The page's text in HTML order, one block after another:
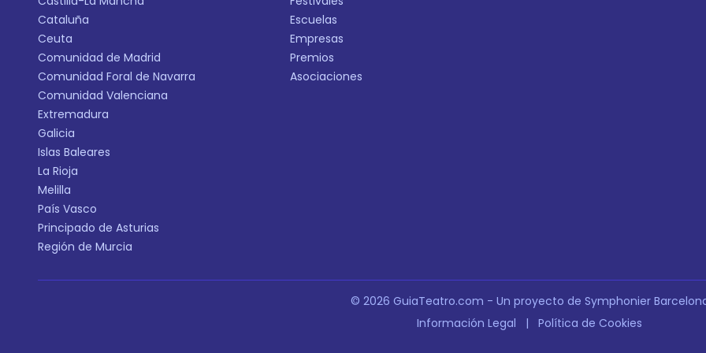
Cataluña
Ceuta
Comunidad de Madrid
Comunidad Foral de Navarra
Comunidad Valenciana
Extremadura
Galicia
Islas Baleares
La Rioja
Melilla
País Vasco
Principado de Asturias
Región de Murcia
Escuelas
Empresas
Premios
Asociaciones
© 2026 GuiaTeatro.com - Un proyecto de Symphonier
Información Legal
| Política de Cookies